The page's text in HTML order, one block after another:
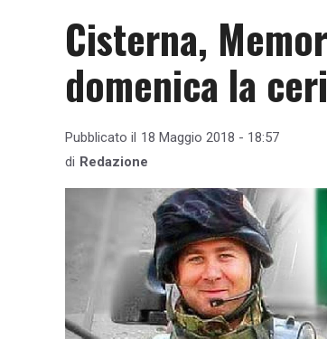
Cisterna,
domenica la
Pubblicato il 18 Maggio 2018 - 18:57
di Redazione